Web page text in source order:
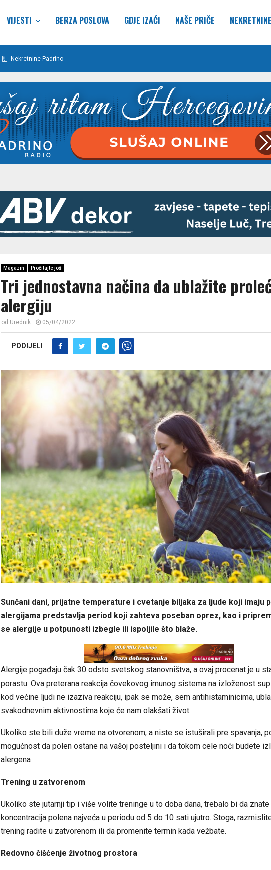
VIJESTI BERZA POSLOVA GDJE IZAĆI NAŠE PRIČE NEKRETNINE
Nekretnine Padrino
Magazin Pročitajte još
Tri jednostavna načina da ublažite
alergiju
od Urednik 05/04/2022
PODIJELI
Sunčani dani, prijatne temperature i cvetanje biljaka za ljude koji imaju
alergijama predstavlja period koji zahteva poseban oprez, kao i
se alergije u potpunosti izbegle ili ispoljile što blaže.
Alergije pogađaju čak 30 odsto svetskog stanovništva, a ovaj procenat je u
porastu. Ova preterana reakcija čovekovog imunog sistema na izloženost
kod većine ljudi ne izaziva reakciju, ipak se može, sem antihistaminicima,
svakodnevnim aktivnostima koje će nam olakšati život.
Ukoliko ste bili duže vreme na otvorenom, a niste se istuširali pre spavanja,
mogućnost da polen ostane na vašoj posteljini i da tokom cele noći budete
alergena
Trening u zatvorenom
Ukoliko ste jutarnji tip i više volite treninge u to doba dana, trebalo bi da znate
koncentracija polena najveća u periodu od 5 do 10 sati ujutro. Stoga,
trening radite u zatvorenom ili da promenite termin kada vežbate.
Redovno čišćenje životnog prostora